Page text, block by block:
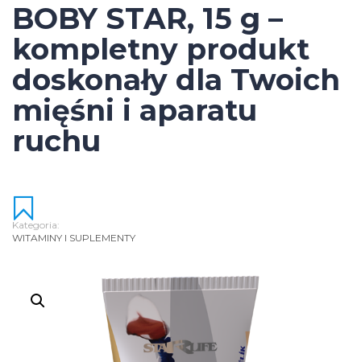
BOBY STAR, 15 g –
kompletny produkt
doskonały dla Twoich
mięśni i aparatu
ruchu
Kategoria:
WITAMINY I SUPLEMENTY